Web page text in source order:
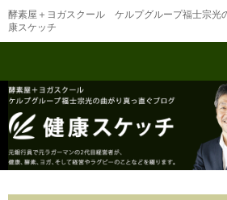
酵素屋＋ヨガスクール ケルプグループ福士宗光
康スケッチ